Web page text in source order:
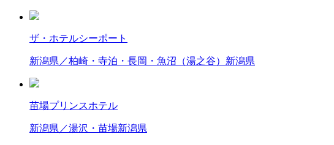
ザ・ホテルシーポート
新潟県／柏崎・寺泊・長岡・魚沼（湯之谷） 新潟県
苗場プリンスホテル
新潟県／湯沢・苗場新潟県